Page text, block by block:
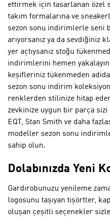
ettirmek için tasarlanan özel
takım formalarına ve
sezon sonu indirimlerle seni
arıyorsanız ya da sevdiğiniz
yer açtıysanız stoğu
indirimlerini hemen
keşifleriniz tükenmeden
sezon sonu indirim
renklerden stilinize hitap
zevkinize uygun bir parça
EQT, Stan Smith ve daha
modeller sezon sonu
sahip olun.
Dolabınızda Yeni
Gardırobunuzu yenileme
logosunu taşıyan tişörtler,
oluşan çeşitli seçenekler